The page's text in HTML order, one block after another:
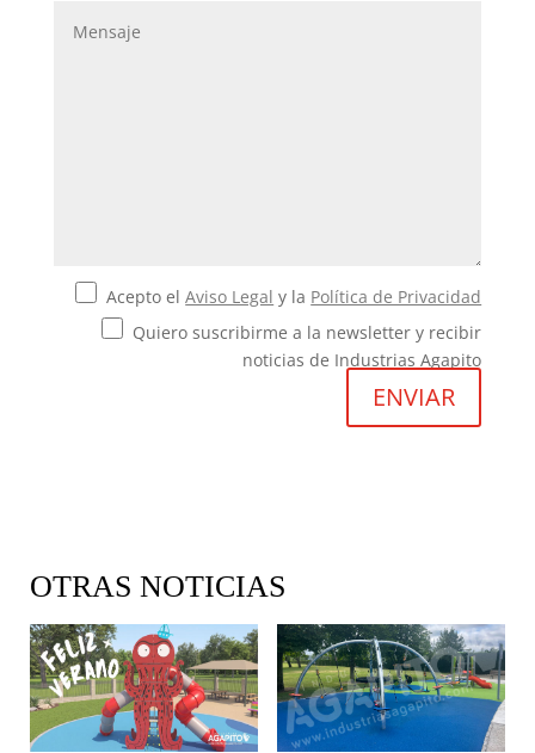
Acepto elAviso Legal y la Política de Privacidad
Quiero suscribirme a la newsletter y recibir
noticias de Industrias Agapito
OTRAS NOTICIAS